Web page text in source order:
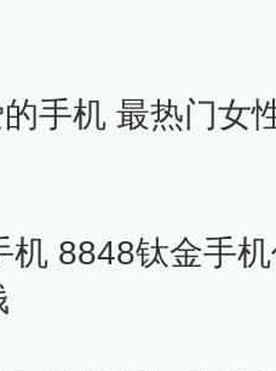
手机 最热门女
机 8848钛金手